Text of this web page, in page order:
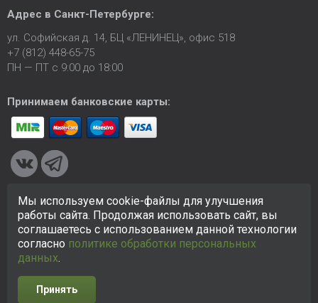
Адрес в Санкт-Петербурге:
ул. Софийская д. 14, БЦ «ЛЕНИНЕЦ», офис 518
+7 (812) 448-65-75
ПН — ПТ с 9:00 до 18:00
Принимаем банковские карты:
© 2005-2026 ООО «КСК». Сайтhttps://ksk24.ruсоздан
исключительно в информационных целях и любая информация
на сайте не является публичной офертой.Политика в
отношении персональных данных
Разработка сайта
Мы используем cookie-файлы для улучшения
работы сайта. Продолжая использовать сайт, вы
соглашаетесь с использованием данной технологии
согласно политике обработки персональных
данных.
Принять